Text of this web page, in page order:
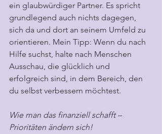
ein glaubwürdiger Partner. Es spricht
grundlegend auch nichts dagegen,
sich da und dort an seinem Umfeld zu
orientieren. Mein Tipp: Wenn du nach
Hilfe suchst, halte nach Menschen
Ausschau, die glücklich und
erfolgreich sind, in dem Bereich, den
du selbst verbessern möchtest.
Wie man das finanziell schafft –
Prioritäten ändern sich!